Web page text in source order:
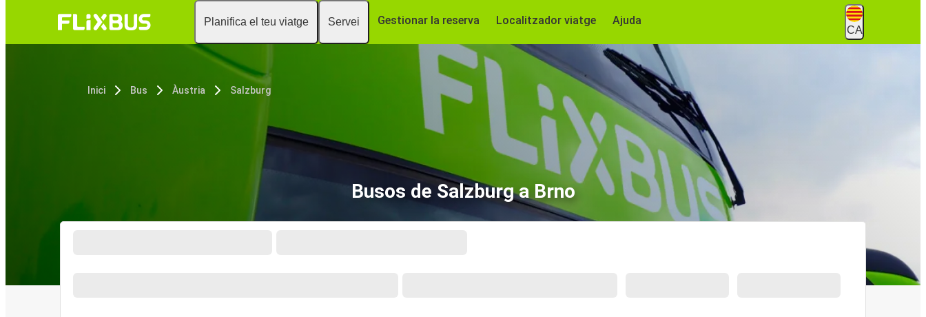
Planifica el teu viatge Servei Gestionar la reserva Localitzador viatge Ajuda
CA
Inici Bus Àustria Salzburg
Busos de Salzburg a Brno